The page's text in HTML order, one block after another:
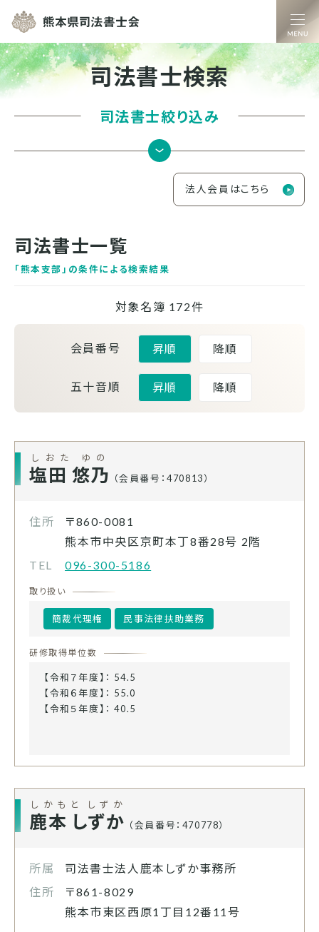
熊本県司法書士
司法書士検索
司法書士絞り込み
法人会員はこちら
司法書士一覧
「熊本支部 」の条件による検索結果
対象名簿 172件
会員番号 昇順 降順
五十音順 昇順 降順
塩田 悠乃
しおた ゆの
（会員番号：470813）
住所
〒860-0081
熊本市中央区京町本丁8番28号 2階
TEL
096-300-5186
取り扱い
簡裁代理権 民事法律扶助業務
研修取得単位数
【令和７年度】： 54.5
【令和６年度】： 55.0
【令和５年度】： 40.5
鹿本 しずか
しかもと しずか
（会員番号：470778）
所属
司法書士法人鹿本しずか事務所
住所
〒861-8029
熊本市東区西原1丁目12番11号